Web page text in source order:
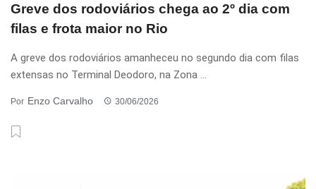
Greve dos rodoviários chega ao 2º dia com
filas e frota maior no Rio
A greve dos rodoviários amanheceu no segundo dia com filas
extensas no Terminal Deodoro, na Zona ...
Por Enzo Carvalho 30/06/2026